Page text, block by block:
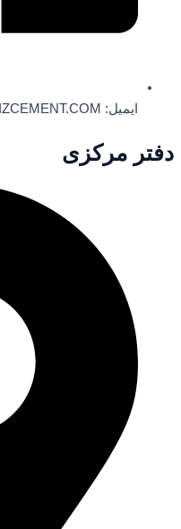
ایمیل: INFO@NEYRIZCEMENT.COM
دفتر مرکزی